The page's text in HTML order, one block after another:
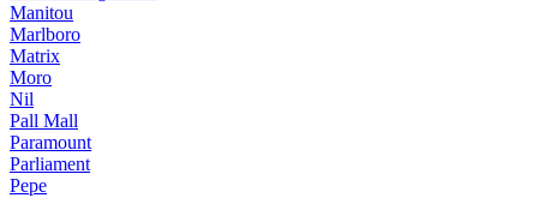
Manitou
Marlboro
Matrix
Moro
Nil
Pall Mall
Paramount
Parliament
Pepe